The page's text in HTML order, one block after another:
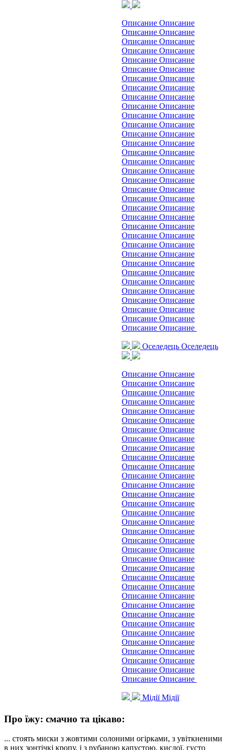
Описание Описание
Описание Описание
Описание Описание
Описание Описание
Описание Описание
Описание Описание
Описание Описание
Описание Описание
Описание Описание
Описание Описание
Описание Описание
Описание Описание
Описание Описание
Описание Описание
Описание Описание
Описание Описание
Описание Описание
Описание Описание
Описание Описание
Описание Описание
Описание Описание
Описание Описание
Описание Описание
Описание Описание
Описание Описание
Описание Описание
Описание Описание
Описание Описание
Описание Описание
Описание Описание
Описание Описание
Описание Описание
Описание Описание
Описание Описание
Оселедець Оселедець
Описание Описание
Описание Описание
Описание Описание
Описание Описание
Описание Описание
Описание Описание
Описание Описание
Описание Описание
Описание Описание
Описание Описание
Описание Описание
Описание Описание
Описание Описание
Описание Описание
Описание Описание
Описание Описание
Описание Описание
Описание Описание
Описание Описание
Описание Описание
Описание Описание
Описание Описание
Описание Описание
Описание Описание
Описание Описание
Описание Описание
Описание Описание
Описание Описание
Описание Описание
Описание Описание
Описание Описание
Описание Описание
Описание Описание
Описание Описание
Мідії Мідії
Про їжу: смачно та цікаво:
... стоять миски з жовтими солоними огірками, з увіткненими
в них зонтічкі кропу, і з рубаною капустою, кислої, густо